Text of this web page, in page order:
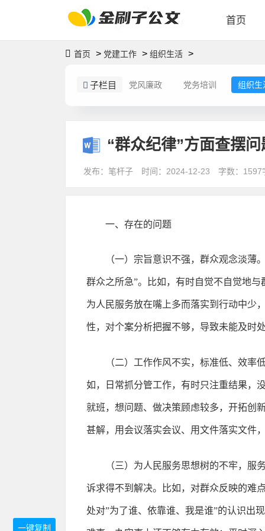
首页
首页 > 党建工作 > 组织生活 >
子栏目 党风廉政 党务培训 组织生
“群众纪律”方面查摆
发布：笔杆子 时间：2024-12-23 字数：1597
一、存在的问题
（一）宗旨意识不强，群众观念淡
群众之所急”。比如，有时自觉不自觉地
为人民服务放在嘴上多而落实到行动中少
性，对个案分析把握不够，导致未能及时
（二）工作作风不实，标准低、效
如，日常抓分管工作，有时只注重结果，
就班，想问题、做决策顾虑较多，开拓创
甚解，用会议落实会议、用文件落实文件
（三）为人民服务思想树的不牢，
诉求得不到解决。比如，对群众反映的难
处对”为了谁、依靠谁、我是谁”的认识出
一键复制